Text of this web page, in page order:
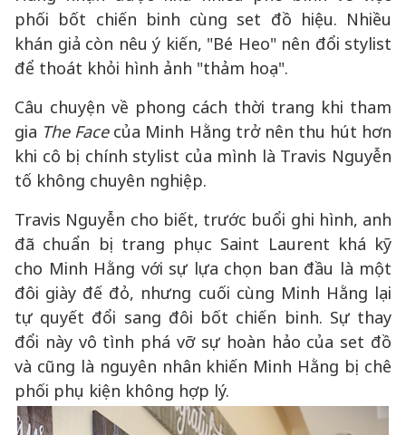
phối bốt chiến binh cùng set đồ hiệu. Nhiều
khán giả còn nêu ý kiến, "Bé Heo" nên đổi stylist
để thoát khỏi hình ảnh "thảm hoạ".
Câu chuyện về phong cách thời trang khi tham
gia The Face của Minh Hằng trở nên thu hút hơn
khi cô bị chính stylist của mình là Travis Nguyễn
tố không chuyên nghiệp.
Travis Nguyễn cho biết, trước buổi ghi hình, anh
đã chuẩn bị trang phục Saint Laurent khá kỹ
cho Minh Hằng với sự lựa chọn ban đầu là một
đôi giày đế đỏ, nhưng cuối cùng Minh Hằng lại
tự quyết đổi sang đôi bốt chiến binh. Sự thay
đổi này vô tình phá vỡ sự hoàn hảo của set đồ
và cũng là nguyên nhân khiến Minh Hằng bị chê
phối phụ kiện không hợp lý.